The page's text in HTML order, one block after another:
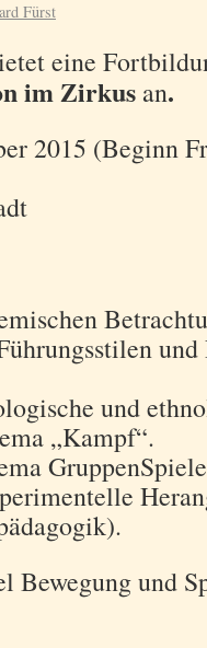
Fürst
eine
im Zirkus an.
2015 (Beginn
und
„Kampf“.
Bewegung und